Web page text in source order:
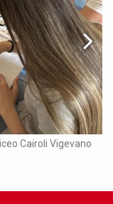
Cairoli Vigevano